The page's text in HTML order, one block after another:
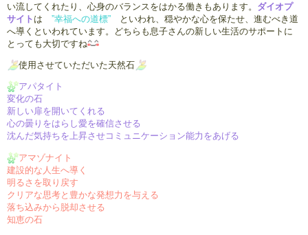
い流してくれたり、心身のバランスをはかる働きもあります。 ダイオプ
サイト は ”幸福への道標”
といわれ、穏やかな心を保たせ、進むべき道
へ導くといわれています。どちらも息子さんの新しい生活のサポートに
とっても大切ですね
使用させていただいた天然石
アパタイト
変化の石
新しい扉を開いてくれる
心の曇りをはらし愛を確信させる
沈んだ気持ちを上昇させコミュニケーション能力をあげる
アマゾナイト
建設的な人生へ導く
明るさを取り戻す
クリアな思考と豊かな発想力を与える
落ち込みから脱却させる
知恵の石